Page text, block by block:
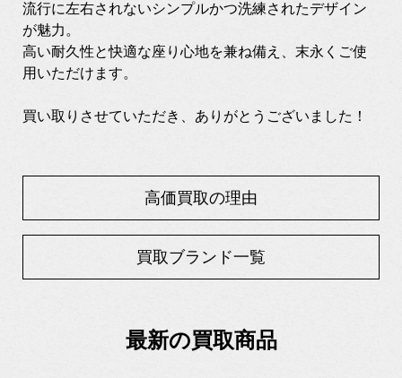
流行に左右されないシンプルかつ洗練されたデザイン
が魅力。
高い耐久性と快適な座り心地を兼ね備え、末永くご使
用いただけます。
買い取りさせていただき、ありがとうございました！
高価買取の理由
買取ブランド一覧
最新の買取商品